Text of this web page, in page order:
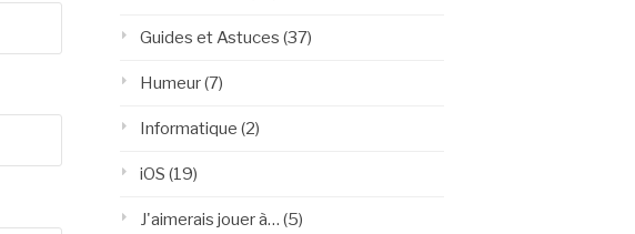
Guides et Astuces (37)
Humeur(7)
Informatique (2)
iOS (19)
J'aimerais jouer à… (5)